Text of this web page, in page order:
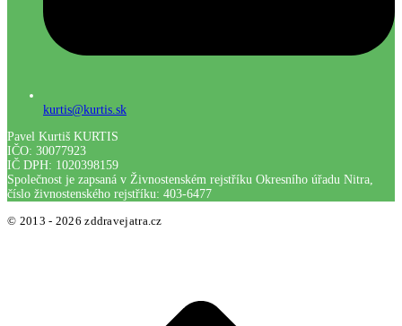
kurtis@kurtis.sk
Pavel Kurtiš KURTIS
IČO: 30077923
IČ DPH: 1020398159
Společnost je zapsaná v Živnostenském rejstříku Okresního úřadu Nitra,
číslo živnostenského rejstříku: 403-6477
© 2013 - 2026 zddravejatra.cz